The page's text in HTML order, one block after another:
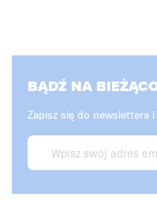
BĄDŹ NA
Zapisz się do newslettera